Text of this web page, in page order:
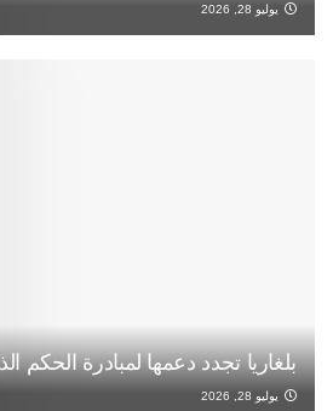
يوليو 28, 2026
بلغاريا تجدد دعمها لمبادرة الحكم
يوليو 28, 2026